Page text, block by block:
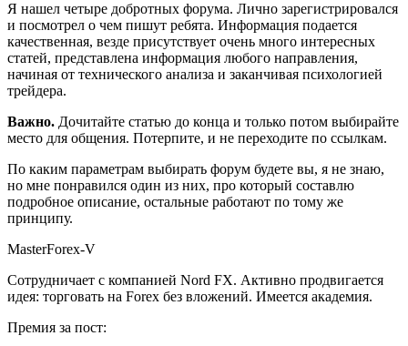
Я нашел четыре добротных форума. Лично зарегистрировался
и посмотрел о чем пишут ребята. Информация подается
качественная, везде присутствует очень много интересных
статей, представлена информация любого направления,
начиная от технического анализа и заканчивая психологией
трейдера.
Важно. Дочитайте статью до конца и только потом выбирайте
место для общения. Потерпите, и не переходите по ссылкам.
По каким параметрам выбирать форум будете вы, я не знаю,
но мне понравился один из них, про который составлю
подробное описание, остальные работают по тому же
принципу.
MasterForex-V
Сотрудничает с компанией Nord FX. Активно продвигается
идея: торговать на Forex без вложений. Имеется академия.
Премия за пост: